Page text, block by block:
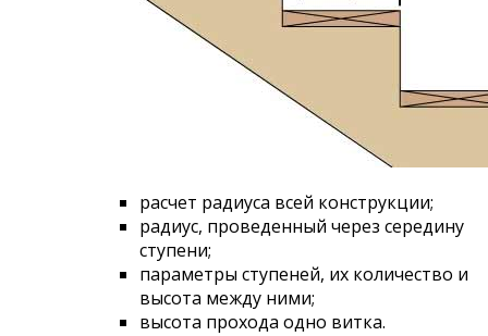
расчет радиуса всей конструкции;
радиус, проведенный через середину
ступени;
параметры ступеней, их количество и
высота между ними;
высота прохода одно витка.